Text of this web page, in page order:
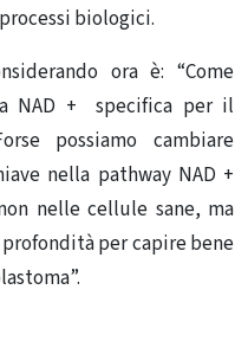
biologici.
ora è: “Come
NAD + specifica per il
possiamo cambiare
nella pathway NAD +
nelle cellule sane, ma
per capire bene